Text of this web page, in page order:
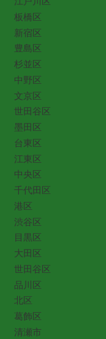
板橋区
新宿区
豊島区
杉並区
中野区
文京区
世田谷区
墨田区
台東区
江東区
中央区
千代田区
港区
渋谷区
目黒区
大田区
世田谷区
品川区
北区
葛飾区
清瀬市